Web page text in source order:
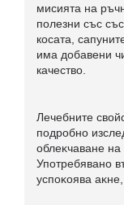
мисията на
полезни със
косата,
има добавени
качество.
Лечебните
подробно
oблeĸчaвaнe нa
Употребявано
ycпoĸoявa